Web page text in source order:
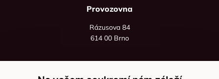
Provozovna
Rázusova 84
614 00 Brno
+420 736 535 066